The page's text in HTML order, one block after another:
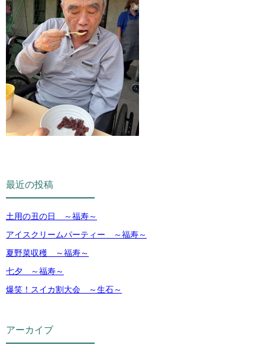
最近の投稿
土用の丑の日 ～福寿～
アイスクリームパーティー ～福寿～
夏野菜収穫 ～福寿～
七夕 ～福寿～
爆笑！スイカ割大会 ～生石～
アーカイブ